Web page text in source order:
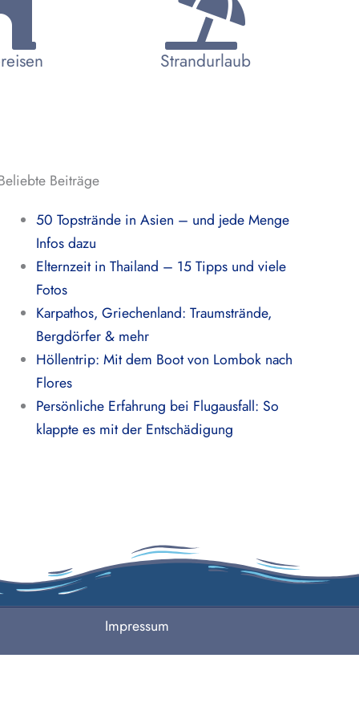
Strandurlaub
Beiträge
50 Topstrände in Asien – und jede Menge
Infos dazu
Elternzeit in Thailand – 15 Tipps und viele
Fotos
Karpathos, Griechenland: Traumstrände,
Bergdörfer & mehr
Höllentrip: Mit dem Boot von Lombok nach
Flores
Persönliche Erfahrung bei Flugausfall: So
klappte es mit der Entschädigung
Impressum